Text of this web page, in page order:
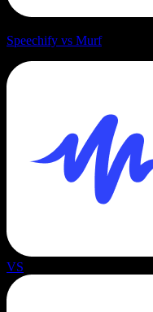
Speechify vs Murf
VS